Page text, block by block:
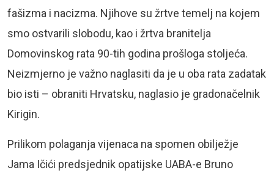
fašizma i nacizma. Njihove su žrtve temelj na kojem
smo ostvarili slobodu, kao i žrtva branitelja
Domovinskog rata 90-tih godina prošloga stoljeća.
Neizmjerno je važno naglasiti da je u oba rata zadatak
bio isti – obraniti Hrvatsku, naglasio je gradonačelnik
Kirigin.
Prilikom polaganja vijenaca na spomen obilježje
Jama Ičići predsjednik opatijske UABA-e Bruno